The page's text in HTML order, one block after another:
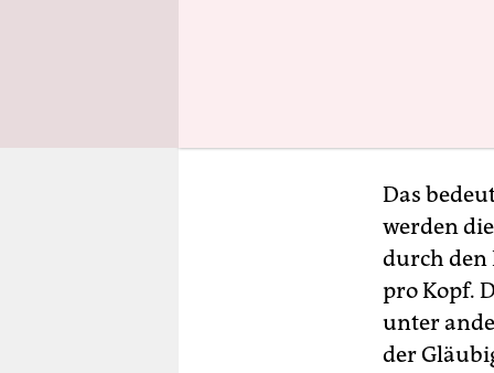
Das
werden
durch den
pro Kopf.
unter
der